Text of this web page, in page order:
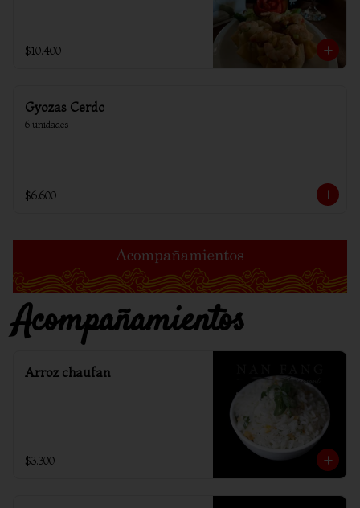
$10.400
Gyozas Cerdo
6 unidades
$6.600
Acompañamientos
Arroz chaufan
$3.300